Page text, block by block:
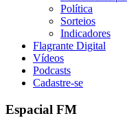
Política
Sorteios
Indicadores
Flagrante Digital
Vídeos
Podcasts
Cadastre-se
Espacial FM